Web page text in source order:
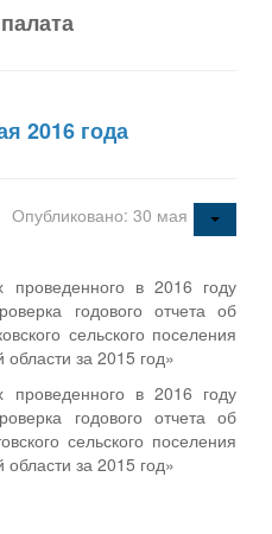
2016 года
Опубликовано: 30 мая
проведенного в 2016 году
годового отчета об
сельского поселения
за 2015 год»
проведенного в 2016 году
годового отчета об
сельского поселения
за 2015 год»